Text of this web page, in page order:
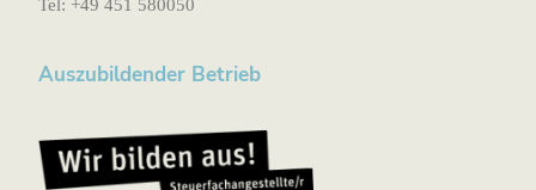
Tel: +49 451 580050‬
Auszubildender Betrieb